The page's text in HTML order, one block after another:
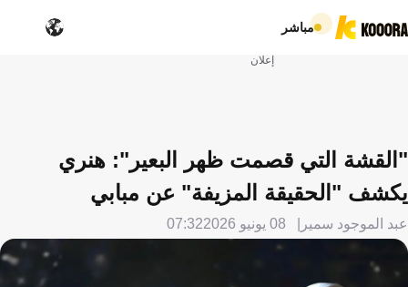
مباشر
إعلان
"القشة التي قصمت ظهر البعير": هنري
يكشف "الحقيقة المزيفة" عن مبابي
عبد الموجود سمير 08 يونيو 2026 07:32